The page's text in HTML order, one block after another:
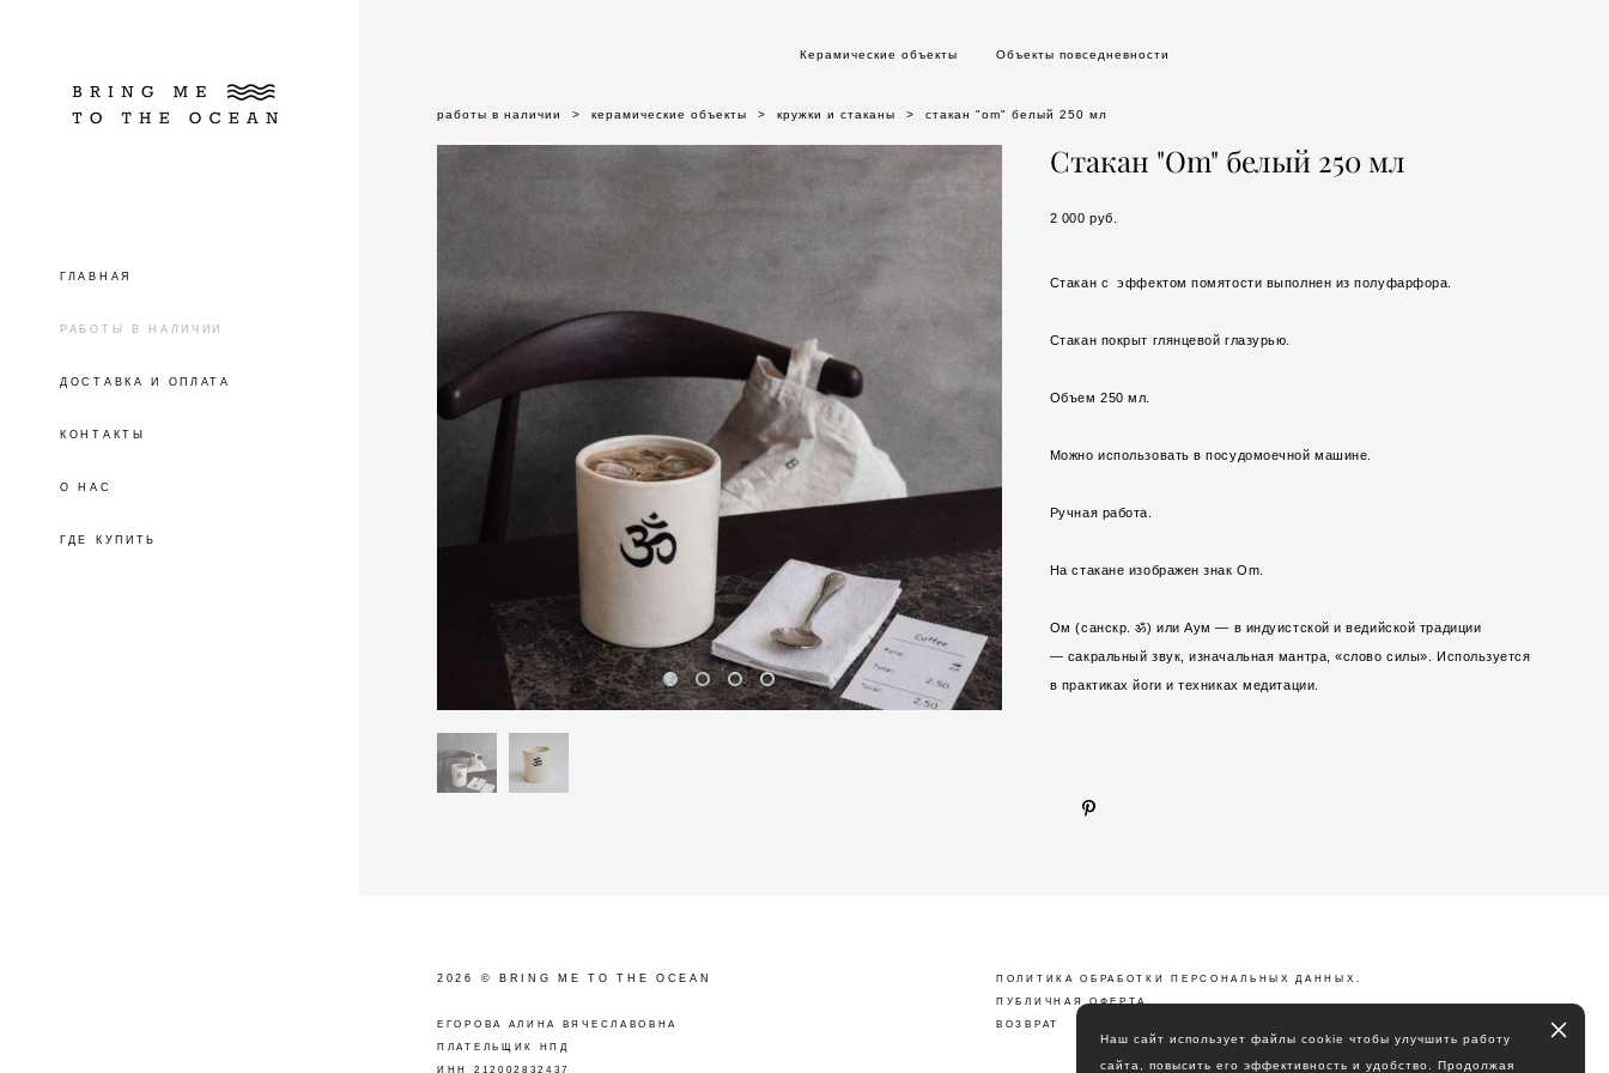
ГЛАВНАЯ
РАБОТЫ В НАЛИЧИИ
ДОСТАВКА И ОПЛАТА
КОНТАКТЫ
О НАС
ГДЕ КУПИТЬ
Керамические объекты Объекты повседневности
работы в наличии > керамические объекты > кружки и стаканы > стакан "om" белый 250 мл
Стакан "Om" белый 250 мл
2 000 pуб.
Стакан с эффектом помятости выполнен из полуфарфора.
Стакан покрыт глянцевой глазурью.
Объем 250 мл.
Можно использовать в посудомоечной машине.
Ручная работа.
На стакане изображен знак Om.
Ом (санскр. ॐ) или Аум — в индуистской и ведийской традиции
— сакральный звук, изначальная мантра, «слово силы». Используется
в практиках йоги и техниках медитации.
2026 © BRING ME TO THE OCEAN
ЕГОРОВА АЛИНА ВЯЧЕСЛАВОВНА
ПЛАТЕЛЬЩИК НПД
ИНН 212002832437
ПОЛИТИКА ОБРАБОТКИ ПЕРСОНАЛЬНЫХ ДАННЫХ .
ПУБЛИЧНАЯ ОФЕРТА
ВОЗВРАТ
Наш сайт использует файлы cookie чтобы улучшить работу
сайта, повысить его эффективность и удобство. Продолжая